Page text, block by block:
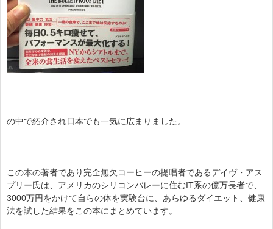
の中で紹介され日本でも一気に広まりました。
この本の著者であり完全無欠コーヒーの提唱者であるデイヴ・アス
プリー氏は、アメリカのシリコンバレーに住むIT系の億万長者で、
3000万円をかけて自らの体を実験台に、あらゆるダイエット、健康
法を試した結果をこの本にまとめています。